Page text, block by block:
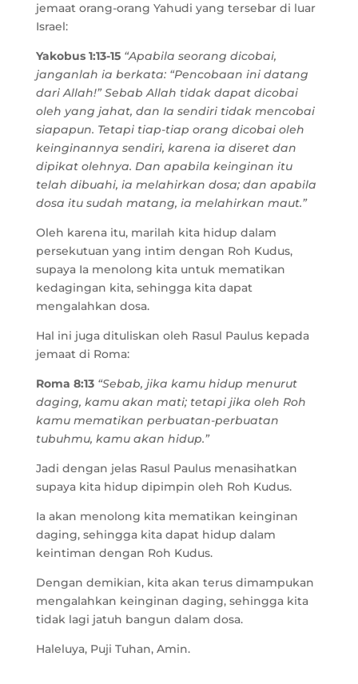
jemaat orang-orang Yahudi yang tersebar di luar
Israel:
Yakobus 1:13-15 “Apabila seorang dicobai,
janganlah ia berkata: “Pencobaan ini datang
dari Allah!” Sebab Allah tidak dapat dicobai
oleh yang jahat, dan Ia sendiri tidak mencobai
siapapun. Tetapi tiap-tiap orang dicobai oleh
keinginannya sendiri, karena ia diseret dan
dipikat olehnya. Dan apabila keinginan itu
telah dibuahi, ia melahirkan dosa; dan apabila
dosa itu sudah matang, ia melahirkan maut.”
Oleh karena itu, marilah kita hidup dalam
persekutuan yang intim dengan Roh Kudus,
supaya Ia menolong kita untuk mematikan
kedagingan kita, sehingga kita dapat
mengalahkan dosa.
Hal ini juga dituliskan oleh Rasul Paulus kepada
jemaat di Roma:
Roma 8:13 “Sebab, jika kamu hidup menurut
daging, kamu akan mati; tetapi jika oleh Roh
kamu mematikan perbuatan-perbuatan
tubuhmu, kamu akan hidup.”
Jadi dengan jelas Rasul Paulus menasihatkan
supaya kita hidup dipimpin oleh Roh Kudus.
Ia akan menolong kita mematikan keinginan
daging, sehingga kita dapat hidup dalam
keintiman dengan Roh Kudus.
Dengan demikian, kita akan terus dimampukan
mengalahkan keinginan daging, sehingga kita
tidak lagi jatuh bangun dalam dosa.
Haleluya, Puji Tuhan, Amin.